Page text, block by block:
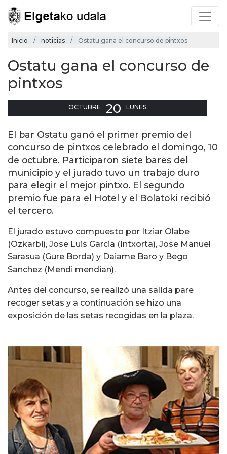
Inicio noticias Ostatu gana el concurso de pintxos
Ostatu gana el concurso de
pintxos
OCTUBRE 20 LUNES
El bar Ostatu ganó el primer premio del
concurso de pintxos celebrado el domingo, 10
de octubre. Participaron siete bares del
municipio y el jurado tuvo un trabajo duro
para elegir el mejor pintxo. El segundo
premio fue para el Hotel y el Bolatoki recibió
el tercero.
El jurado estuvo compuesto por Itziar Olabe
(Ozkarbi), Jose Luis Garcia (Intxorta), Jose Manuel
Sarasua (Gure Borda) y Daiame Baro y Bego
Sanchez (Mendi mendian).
Antes del concurso, se realizó una salida pare
recoger setas y a continuación se hizo una
exposición de las setas recogidas en la plaza.